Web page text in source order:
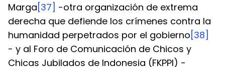
Marga [37] -otra organización de extrema
derecha que defiende los crímenes contra la
humanidad perpetrados por el gobierno [38]
- y al Foro de Comunicación de Chicos y
Chicas Jubilados de Indonesia (FKPPI) -